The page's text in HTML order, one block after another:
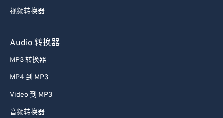
视频转换器
Audio 转换器
MP3 转换器
MP4 到 MP3
Video 到 MP3
音频转换器